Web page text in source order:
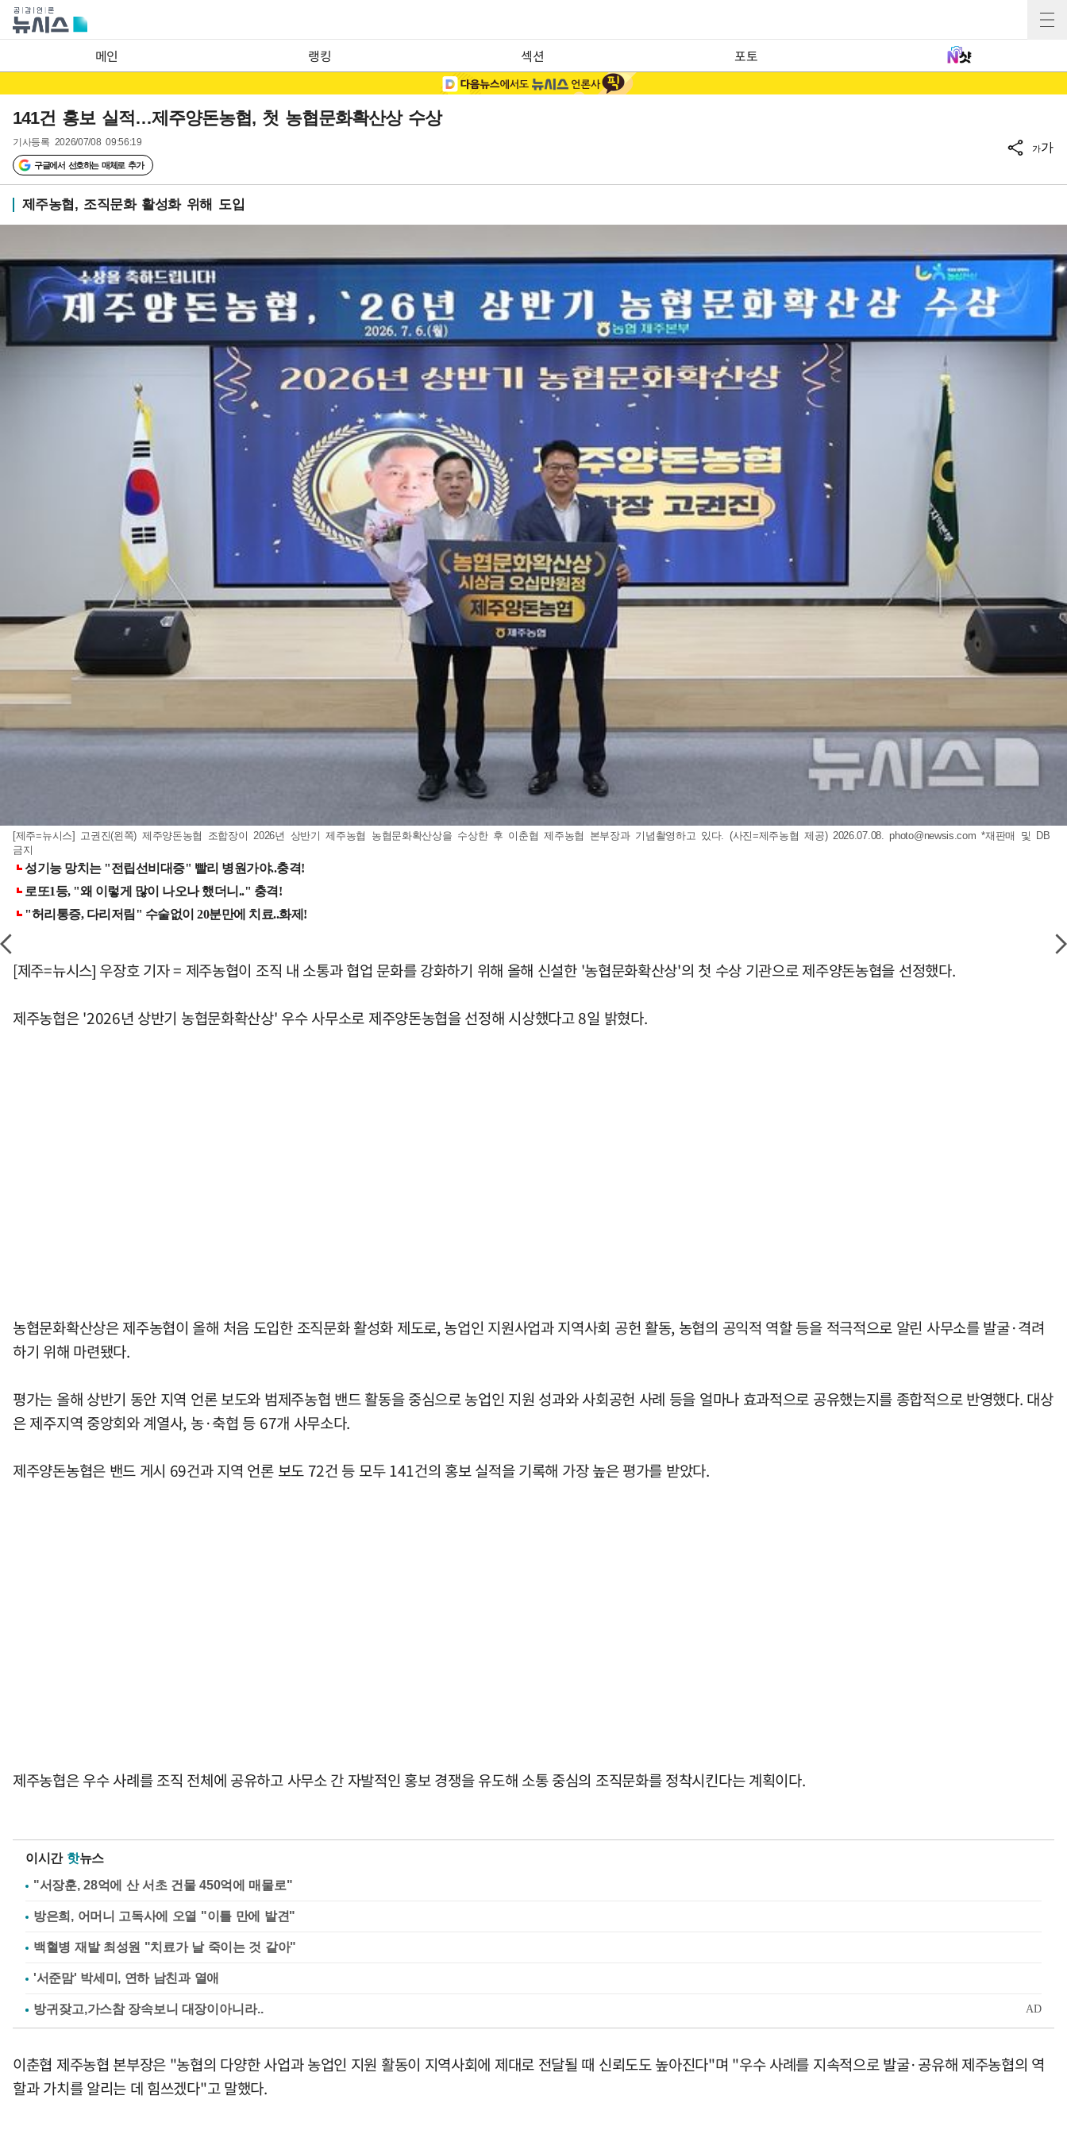
메인 랭킹 섹션 포토
141건 홍보 실적…제주양돈농협, 첫 농협문화확산상 수상
기사등록 2026/07/08 09:56:19
구글에서 선호하는 매체로 추가
가가
제주농협, 조직문화 활성화 위해 도입
[제주=뉴시스] 고권진(왼쪽) 제주양돈농협 조합장이 2026년 상반기 제주농협 농협문화확산상을 수상한 후 이춘협 제주농협 본부장과 기념촬영하고 있다. (사진=제주농협 제공) 2026.07.08.photo@newsis.com *재판매 및 DB
금지
[제주=뉴시스] 우장호 기자 = 제주농협이 조직 내 소통과 협업 문화를 강화하기 위해 올해 신설한 '농협문화확산상'의 첫 수상 기관으로 제주양돈농협을 선정했다.
제주농협은 '2026년 상반기 농협문화확산상' 우수 사무소로 제주양돈농협을 선정해 시상했다고 8일 밝혔다.
농협문화확산상은 제주농협이 올해 처음 도입한 조직문화 활성화 제도로, 농업인 지원사업과 지역사회 공헌 활동, 농협의 공익적 역할 등을 적극적으로 알린 사무소를 발굴·격려
하기 위해 마련됐다.
평가는 올해 상반기 동안 지역 언론 보도와 범제주농협 밴드 활동을 중심으로 농업인 지원 성과와 사회공헌 사례 등을 얼마나 효과적으로 공유했는지를 종합적으로 반영했다. 대상
은 제주지역 중앙회와 계열사, 농·축협 등 67개 사무소다.
제주양돈농협은 밴드 게시 69건과 지역 언론 보도 72건 등 모두 141건의 홍보 실적을 기록해 가장 높은 평가를 받았다.
제주농협은 우수 사례를 조직 전체에 공유하고 사무소 간 자발적인 홍보 경쟁을 유도해 소통 중심의 조직문화를 정착시킨다는 계획이다.
이시간 핫뉴스
"서장훈, 28억에 산 서초 건물 450억에 매물로"
방은희, 어머니 고독사에 오열 "이틀 만에 발견"
백혈병 재발 최성원 "치료가 날 죽이는 것 같아"
'서준맘' 박세미, 연하 남친과 열애
이춘협 제주농협 본부장은 "농협의 다양한 사업과 농업인 지원 활동이 지역사회에 제대로 전달될 때 신뢰도도 높아진다"며 "우수 사례를 지속적으로 발굴·공유해 제주농협의 역
할과 가치를 알리는 데 힘쓰겠다"고 말했다.